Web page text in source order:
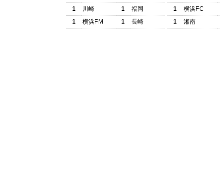
1
川崎 1
福岡
1
横浜FM 1 長崎
1
横浜FC
1
湘南